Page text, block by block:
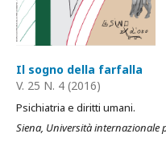
Il sogno della farfalla
V. 25 N. 4 (2016)
Psichiatria e diritti umani.
Siena, Università internazionale